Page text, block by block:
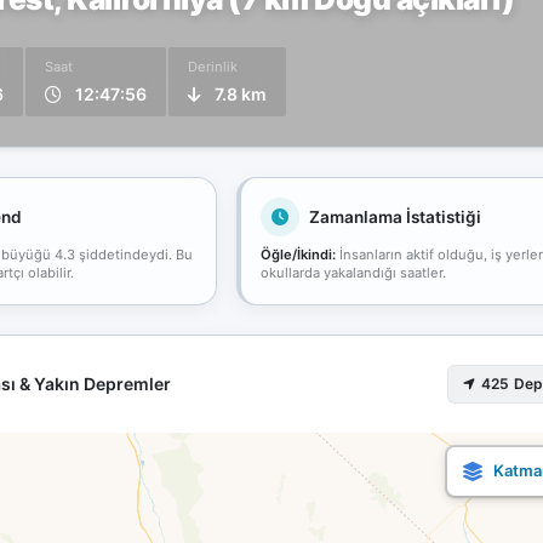
Saat
12:47:56
Derinlik
7.8 km
büyüğü 4.3 şiddetindeydi. Bu
olabilir.
Zamanlama İstatistiği
Öğle/İkindi:İnsanların aktif olduğu, iş
okullarda yakalandığı saatler.
& Yakın Depremler 425